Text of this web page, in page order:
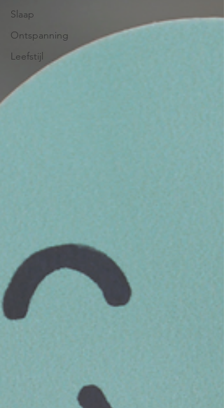
Slaap
Ontspanning
Leefstijl